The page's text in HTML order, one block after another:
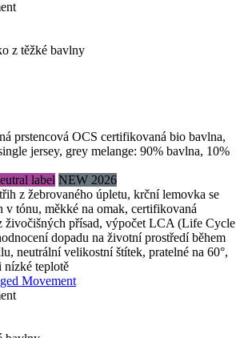
z těžké bavlny
prstencová OCS certifikovaná bio bavlna,
jersey, grey melange: 90% bavlna, 10%
label NEW 2026
z žebrovaného úpletu, krční lemovka se
v tónu, měkké na omak, certifikovaná
živočišných přísad, výpočet LCA (Life Cycle
dopadu na životní prostředí během
neutrální velikostní štítek, pratelné na 60°,
nízké teplotě
Movement